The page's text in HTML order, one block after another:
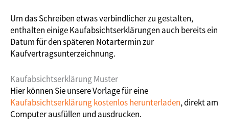
Um das Schreiben etwas verbindlicher zu gestalten,
enthalten einige Kaufabsichtserklärungen auch bereits ein
Datum für den späteren Notartermin zur
Kaufvertragsunterzeichnung.
Kaufabsichtserklärung Muster
Hier können Sie unsere Vorlage für eine
Kaufabsichtserklärung kostenlos herunterladen, direkt am
Computer ausfüllen und ausdrucken.